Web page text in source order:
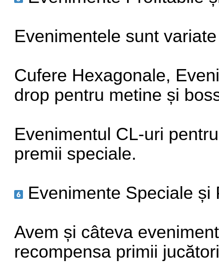
Evenimentele sunt
Cufere Hexagonale,
drop pentru metine și
Evenimentul CL-uri
premii speciale.
Evenimente Speciale și
Avem și câteva
recompensa primii